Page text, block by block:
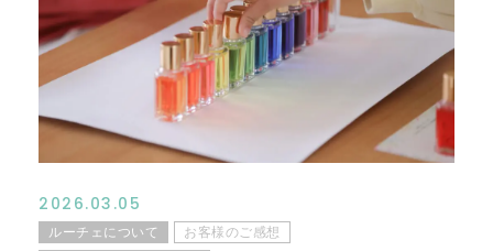
料金について
コンテンツ
アクセス
2026.03.05
ルーチェについて
お客様のご感想